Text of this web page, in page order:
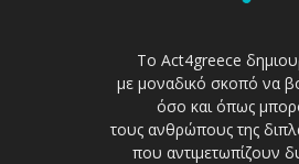
Το Act4greece
με μοναδικό σκοπό να
όσο και όπως
τους ανθρώπους της
που αντιμετωπίζουν